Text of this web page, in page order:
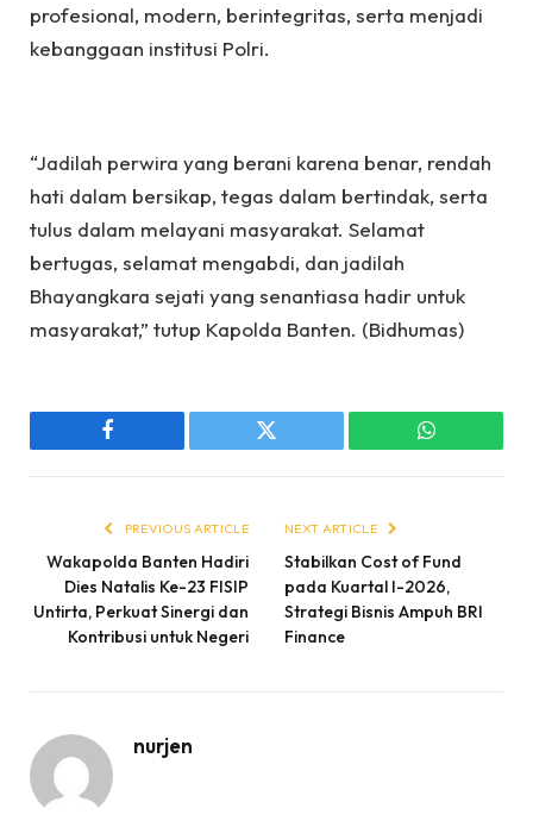
profesional, modern, berintegritas, serta menjadi
kebanggaan institusi Polri.
“Jadilah perwira yang berani karena benar, rendah
hati dalam bersikap, tegas dalam bertindak, serta
tulus dalam melayani masyarakat. Selamat
bertugas, selamat mengabdi, dan jadilah
Bhayangkara sejati yang senantiasa hadir untuk
masyarakat,” tutup Kapolda Banten. (Bidhumas)
Facebook Twitter WhatsApp
PREVIOUS ARTICLE
Wakapolda Banten Hadiri
Dies Natalis Ke-23 FISIP
Untirta, Perkuat Sinergi dan
Kontribusi untuk Negeri
NEXT ARTICLE
Stabilkan Cost of Fund
pada Kuartal I-2026,
Strategi Bisnis Ampuh BRI
Finance
nurjen